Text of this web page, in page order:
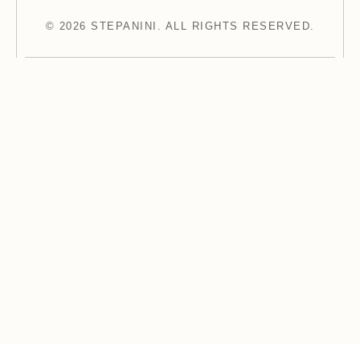
© 2026 STEPANINI. ALL RIGHTS RESERVED.